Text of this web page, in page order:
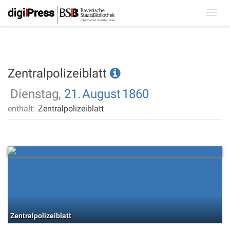
Zentralpolizeiblatt
Dienstag, 21.August 1860
enthält: Zentralpolizeiblatt
Zentralpolizeiblatt